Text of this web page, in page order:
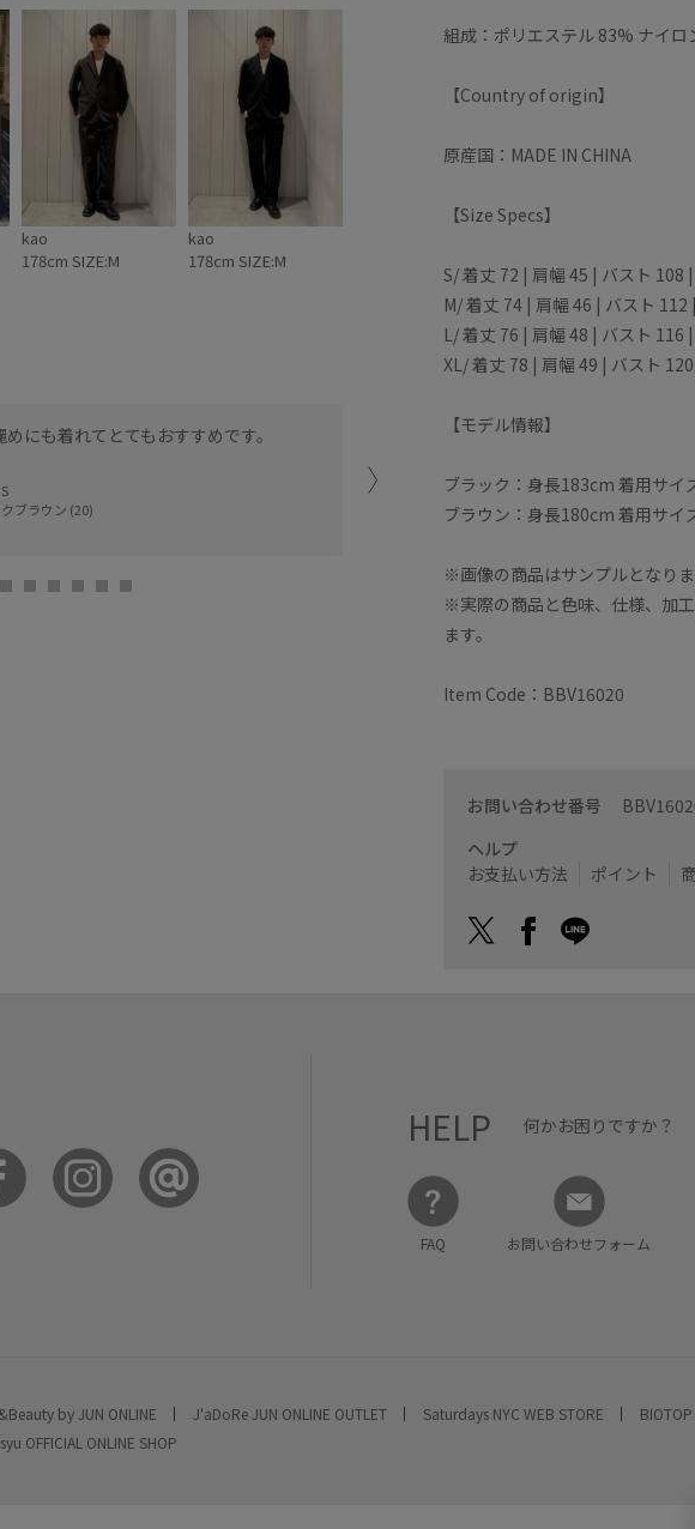
kao
178cm SIZE:M
kao
178cm SIZE:M
にも着れてとてもおすすめです。
ブラウン (20)
ペーパータッチで上品さと軽い着心地が特徴
名古屋
HIRAMATSU (155cm)
着用
カラ
組成：ポリエステル 83% ナイロ
【Country of origin】
原産国：MADE IN CHINA
【Size Specs】
S/ 着丈 72 | 肩幅 45 | バスト 108
M/ 着丈 74 | 肩幅 46 | バスト 112
L/ 着丈 76 | 肩幅 48 | バスト 116
XL/ 着丈 78 | 肩幅 49 | バスト
【モデル情報】
ブラック：身長183cm 着用サイ
ブラウン：身長180cm 着用サイ
※画像の商品はサンプルとなりま
※実際の商品と色味、仕様、加
ます。
Item Code：BBV16020
お問い合わせ番号
ヘルプ
お支払い方法
ポイント
HELP 何かお困りですか？
FAQ お問い合わせフォーム
by JUN ONLINE J'aDoRe JUN ONLINE OUTLET Saturdays NYC WEB STORE
OFFICIAL ONLINE SHOP